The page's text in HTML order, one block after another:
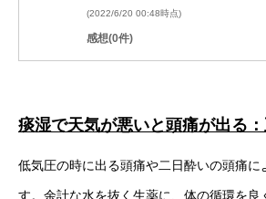
(2022/6/20 00:48時点)
感想(0件)
痰湿で天気が悪いと頭痛が出る
低気圧の時に出る頭痛や二日酔いの頭痛に
す。余計な水を抜く生薬に、体の循環を良